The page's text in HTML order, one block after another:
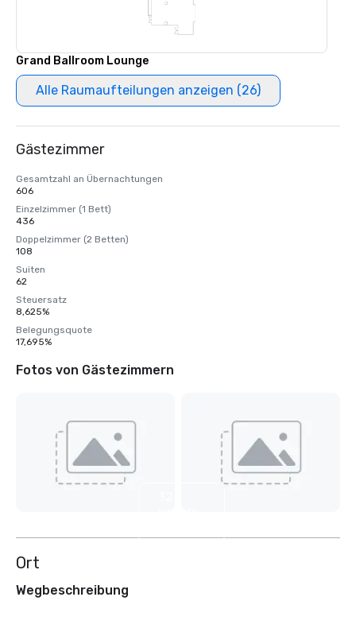
Grand Ballroom Lounge
Alle Raumaufteilungen anzeigen (26)
Gästezimmer
Gesamtzahl an Übernachtungen
606
Einzelzimmer (1 Bett)
436
Doppelzimmer (2 Betten)
108
Suiten
62
Steuersatz
8,625%
Belegungsquote
17,695%
Fotos von Gästezimmern
Ort
Wegbeschreibung